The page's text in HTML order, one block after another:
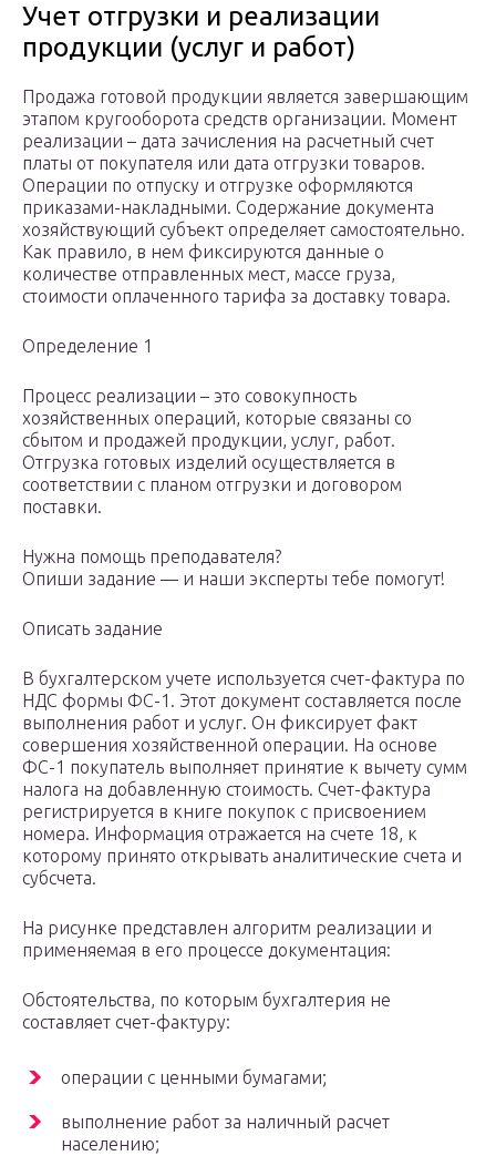
Учет отгрузки и реализации
продукции (услуг и работ)
Продажа готовой продукции является завершающим
этапом кругооборота средств организации. Момент
реализации – дата зачисления на расчетный счет
платы от покупателя или дата отгрузки товаров.
Операции по отпуску и отгрузке оформляются
приказами-накладными. Содержание документа
хозяйствующий субъект определяет самостоятельно.
Как правило, в нем фиксируются данные о
количестве отправленных мест, массе груза,
стоимости оплаченного тарифа за доставку товара.
Определение 1
Процесс реализации – это совокупность
хозяйственных операций, которые связаны со
сбытом и продажей продукции, услуг, работ.
Отгрузка готовых изделий осуществляется в
соответствии с планом отгрузки и договором
поставки.
Нужна помощь преподавателя?
Опиши задание — и наши эксперты тебе помогут!
Описать задание
В бухгалтерском учете используется счет-фактура по
НДС формы ФС-1. Этот документ составляется после
выполнения работ и услуг. Он фиксирует факт
совершения хозяйственной операции. На основе
ФС-1 покупатель выполняет принятие к вычету сумм
налога на добавленную стоимость. Счет-фактура
регистрируется в книге покупок с присвоением
номера. Информация отражается на счете 18, к
которому принято открывать аналитические счета и
субсчета.
На рисунке представлен алгоритм реализации и
применяемая в его процессе документация:
Обстоятельства, по которым бухгалтерия не
составляет счет-фактуру:
операции с ценными бумагами;
выполнение работ за наличный расчет
населению;